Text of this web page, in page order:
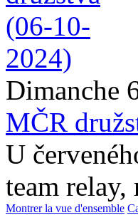
Dimanche
MČR
U
team relay,
Montrer la vue d'ensemble